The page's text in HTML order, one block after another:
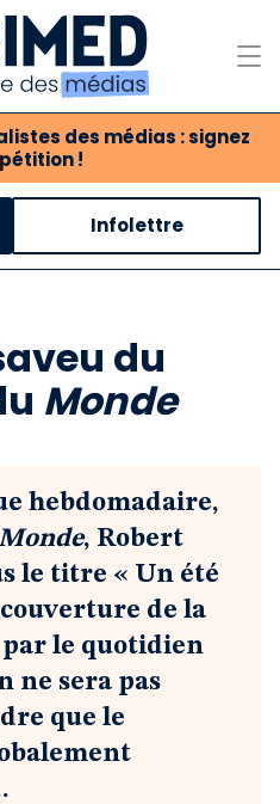
des médias : signez
!
des médias
revue
Infolettre
du
Monde
hebdomadaire,
, Robert
le titre « Un été
de la
le quotidien
ne sera pas
que le